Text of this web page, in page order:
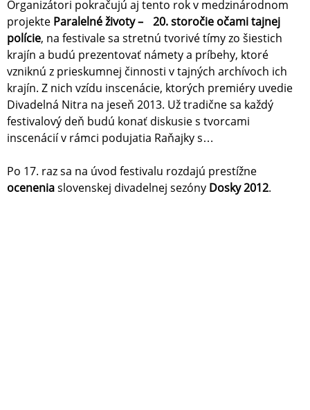
Organizátori pokračujú aj tento rok v medzinárodnom
projekte Paralelné životy – 20. storočie očami tajnej
polície, na festivale sa stretnú tvorivé tímy zo šiestich
krajín a budú prezentovať námety a príbehy, ktoré
vzniknú z prieskumnej činnosti v tajných archívoch ich
krajín. Z nich vzídu inscenácie, ktorých premiéry uvedie
Divadelná Nitra na jeseň 2013. Už tradične sa každý
festivalový deň budú konať diskusie s tvorcami
inscenácií v rámci podujatia Raňajky s…
Po 17. raz sa na úvod festivalu rozdajú prestížne
oceneniaslovenskej divadelnej sezóny Dosky 2012.